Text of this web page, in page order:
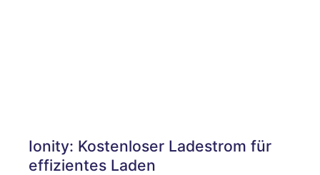
Ionity: Kostenloser Ladestrom für
effizientes Laden